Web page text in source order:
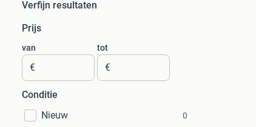
Verfijn resultaten
Prijs
van
€
tot
€
Conditie
Nieuw
0